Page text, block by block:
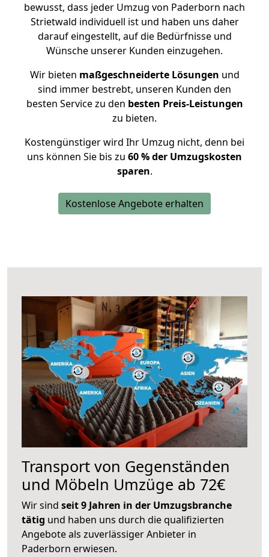
bewusst, dass jeder Umzug von Paderborn nach
Strietwald individuell ist und haben uns daher
darauf eingestellt, auf die Bedürfnisse und
Wünsche unserer Kunden einzugehen.
Wir bieten maßgeschneiderte Lösungen und
sind immer bestrebt, unseren Kunden den
besten Service zu den besten Preis-Leistungen
zu bieten.
Kostengünstiger wird Ihr Umzug nicht, denn bei
uns können Sie bis zu 60 % der Umzugskosten
sparen.
Kostenlose Angebote erhalten
Transport von Gegenständen
und Möbeln Umzüge ab 72€
Wir sind seit 9 Jahren in der Umzugsbranche
tätig und haben uns durch die qualifizierten
Angebote als zuverlässiger Anbieter in
Paderborn erwiesen.